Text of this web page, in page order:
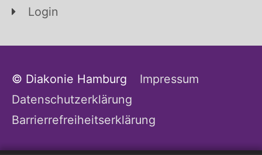
Login
© Diakonie Hamburg
Impressum
Datenschutzerklärung
Barrierrefreiheitserklärung